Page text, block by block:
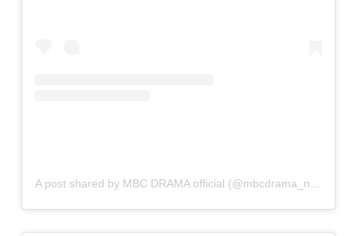
A post shared by MBC DRAMA official (@mbcdrama_now)